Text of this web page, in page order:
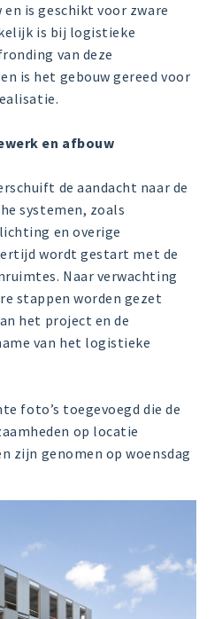
is geschikt voor zware
is bij logistieke
van deze
is het gebouw gereed voor
en afbouw
de aandacht naar de
systemen, zoals
en overige
wordt gestart met de
Naar verwachting
stappen worden gezet
het project en de
van het logistieke
foto’s toegevoegd die de
op locatie
zijn genomen op woensdag